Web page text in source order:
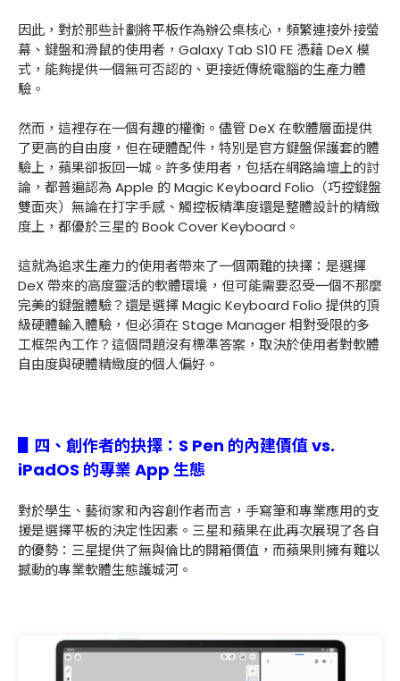
因此，對於那些計劃將平板作為辦公桌核心，頻繁連接外接螢
幕、鍵盤和滑鼠的使用者，Galaxy Tab S10 FE 憑藉 DeX 模
式，能夠提供一個無可否認的、更接近傳統電腦的生產力體
驗。
然而，這裡存在一個有趣的權衡。儘管 DeX 在軟體層面提供
了更高的自由度，但在硬體配件，特別是官方鍵盤保護套的體
驗上，蘋果卻扳回一城。許多使用者，包括在網路論壇上的討
論，都普遍認為 Apple 的 Magic Keyboard Folio（巧控鍵盤
雙面夾）無論在打字手感、觸控板精準度還是整體設計的精緻
度上，都優於三星的 Book Cover Keyboard。
這就為追求生產力的使用者帶來了一個兩難的抉擇：是選擇
DeX 帶來的高度靈活的軟體環境，但可能需要忍受一個不那麼
完美的鍵盤體驗？還是選擇 Magic Keyboard Folio 提供的頂
級硬體輸入體驗，但必須在 Stage Manager 相對受限的多
工框架內工作？這個問題沒有標準答案，取決於使用者對軟體
自由度與硬體精緻度的個人偏好。
▋四、創作者的抉擇 ： S Pen 的內建價值 vs.
iPadOS 的專業 App 生態
對於學生、藝術家和內容創作者而言，手寫筆和專業應用的支
援是選擇平板的決定性因素。三星和蘋果在此再次展現了各自
的優勢：三星提供了無與倫比的開箱價值，而蘋果則擁有難以
撼動的專業軟體生態護城河。